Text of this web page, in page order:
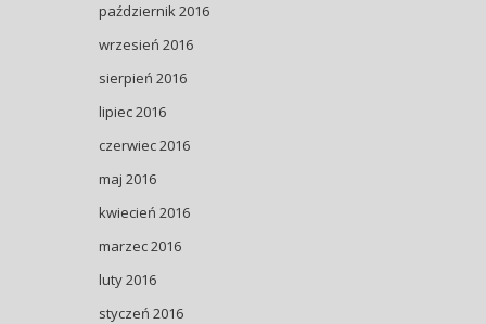
październik 2016
wrzesień 2016
sierpień 2016
lipiec 2016
czerwiec 2016
maj 2016
kwiecień 2016
marzec 2016
luty 2016
styczeń 2016